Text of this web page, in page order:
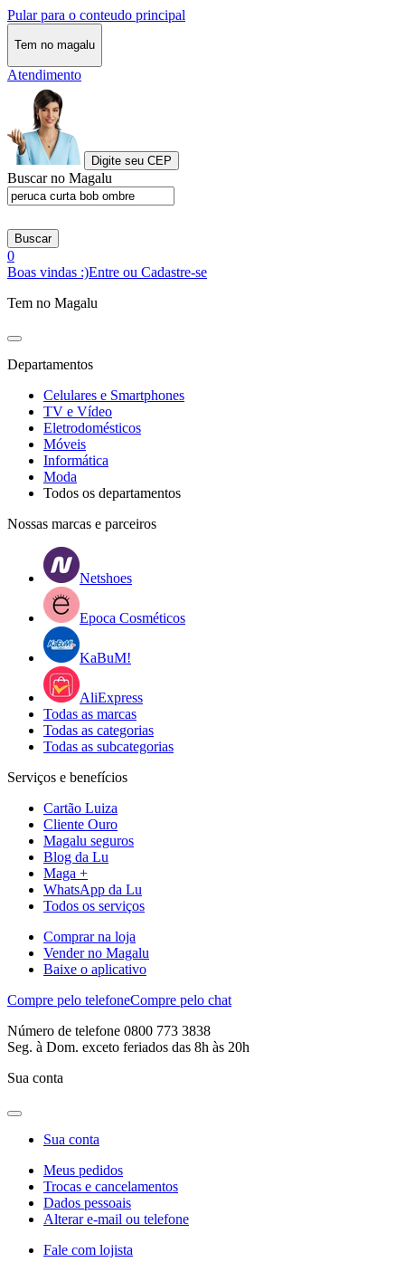
Pular para o conteudo principal
Tem no magalu
Atendimento
Digite seu CEP
Buscar no Magalu
Buscar
0
Boas vindas :)Entre ou Cadastre-se
Tem no Magalu
Departamentos
Celulares e Smartphones
TV e Vídeo
Eletrodomésticos
Móveis
Informática
Moda
Todos os departamentos
Nossas marcas e parceiros
Netshoes
Epoca Cosméticos
KaBuM!
AliExpress
Todas as marcas
Todas as categorias
Todas as subcategorias
Serviços e benefícios
Cartão Luiza
Cliente Ouro
Magalu seguros
Blog da Lu
Maga +
WhatsApp da Lu
Todos os serviços
Comprar na loja
Vender no Magalu
Baixe o aplicativo
Compre pelo telefoneCompre pelo chat
Número de telefone 0800 773 3838
Seg. à Dom. exceto feriados das 8h às 20h
Sua conta
Sua conta
Meus pedidos
Trocas e cancelamentos
Dados pessoais
Alterar e-mail ou telefone
Fale com lojista